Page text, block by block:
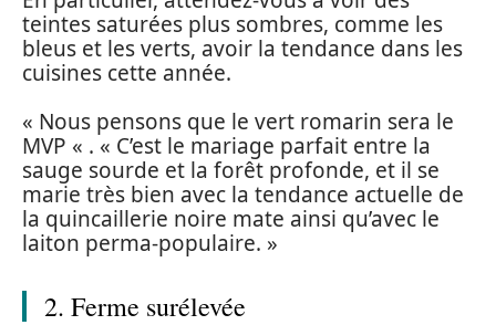
teintes saturées plus sombres, comme les
bleus et les verts, avoir la tendance dans les
cuisines cette année.
« Nous pensons que le vert romarin sera le
MVP « . « C’est le mariage parfait entre la
sauge sourde et la forêt profonde, et il se
marie très bien avec la tendance actuelle de
la quincaillerie noire mate ainsi qu’avec le
laiton perma-populaire. »
2. Ferme surélevée